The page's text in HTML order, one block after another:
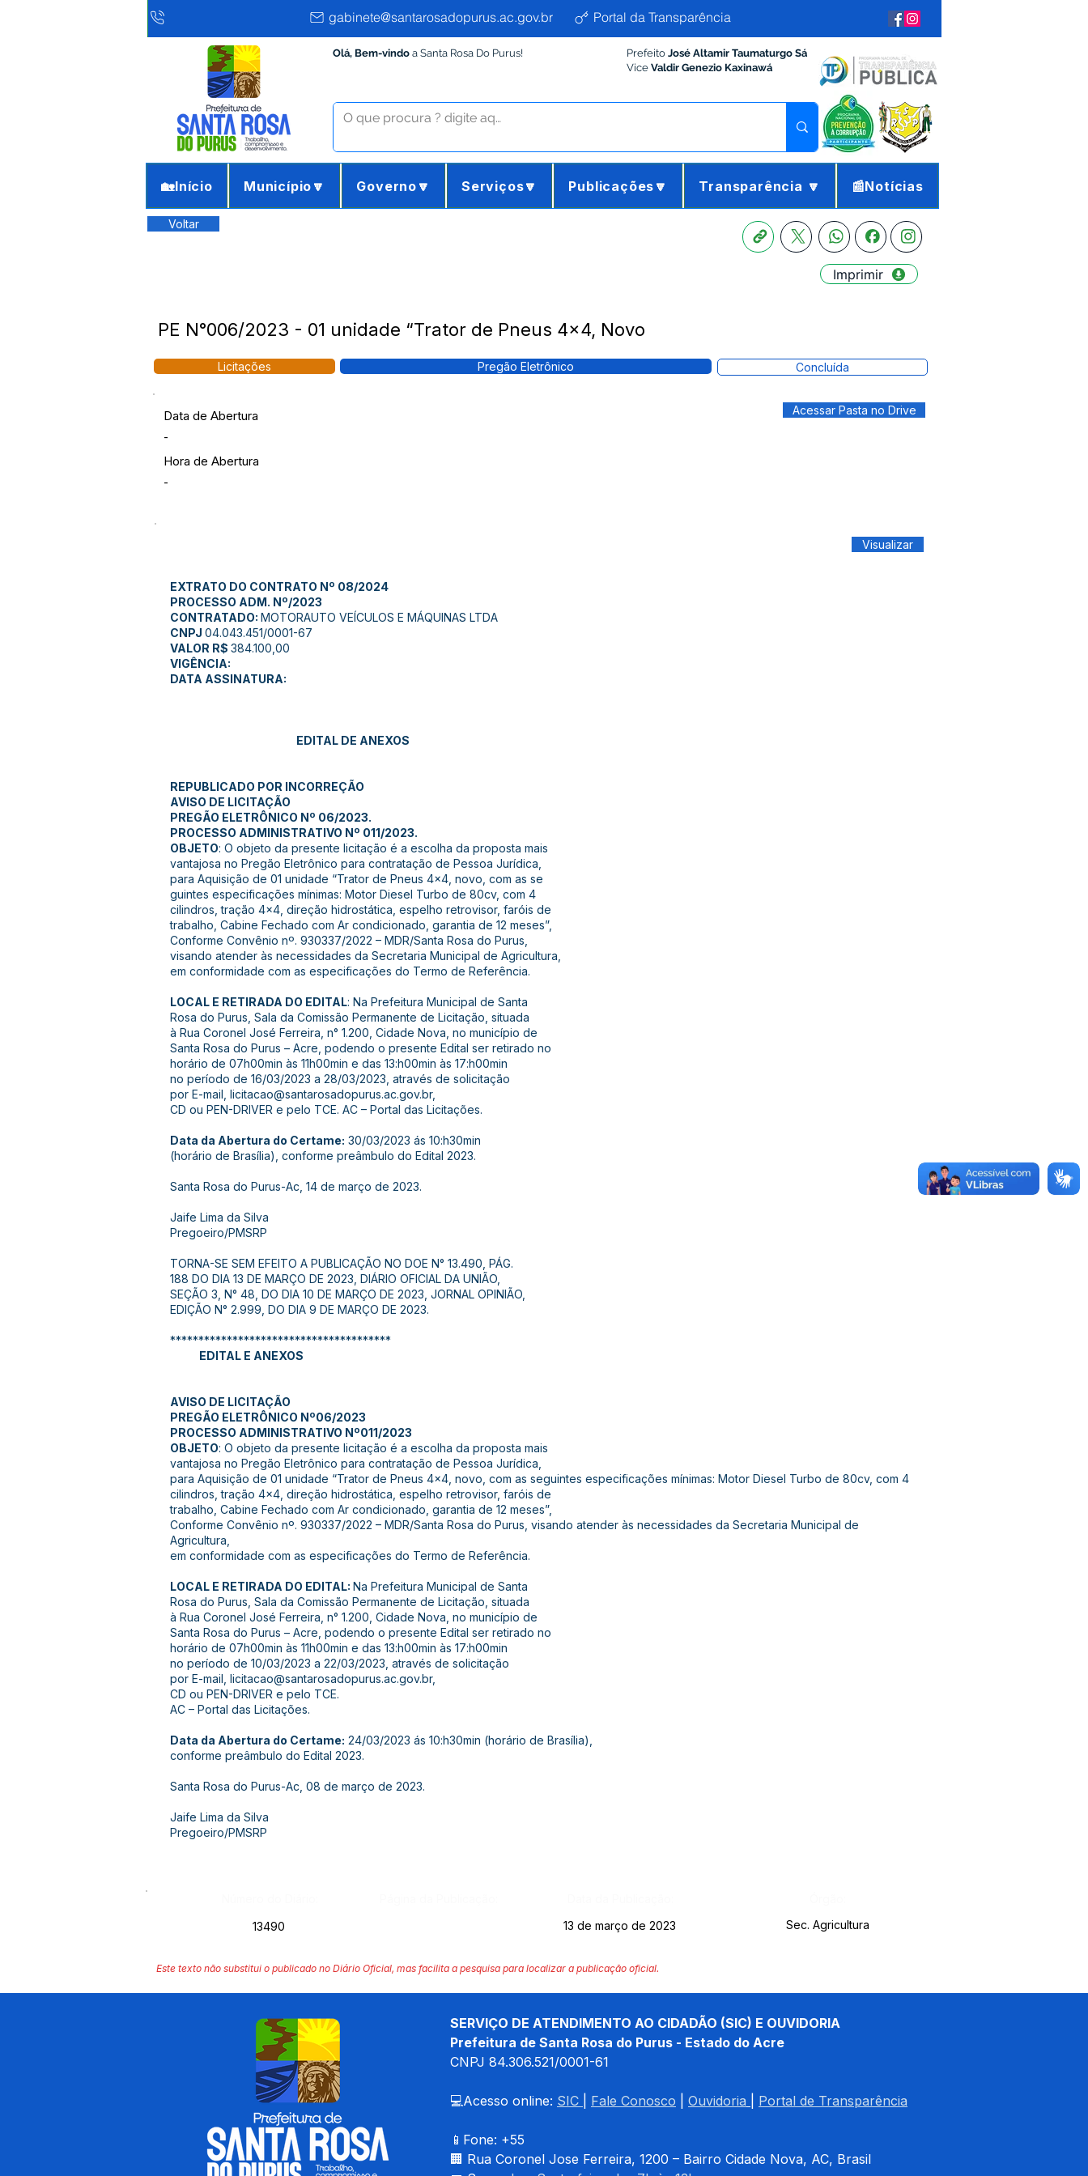
gabinete@santarosadopurus.ac.gov.br Portal da Transparência
Olá, Bem-vindo a Santa Rosa Do Purus! Prefeito José Altamir Taumaturgo Sá
Vice Valdir Genezio Kaxinawá
🏡Início Município🔽 Governo🔽 Serviços🔽 Publicações🔽 Transparência 🔽 📰Notícias
Voltar
Imprimir
PE N°006/2023 - 01 unidade “Trator de Pneus 4x4, Novo
Licitações Pregão Eletrônico Concluída
Data de Abertura
-
Hora de Abertura
-
Acessar Pasta no Drive
Visualizar
EXTRATO DO CONTRATO Nº 08/2024
PROCESSO ADM. Nº/2023
CONTRATADO: MOTORAUTO VEÍCULOS E MÁQUINAS LTDA
CNPJ 04.043.451/0001-67
VALOR R$ 384.100,00
VIGÊNCIA:
DATA ASSINATURA:
EDITAL DE ANEXOS
REPUBLICADO POR INCORREÇÃO
AVISO DE LICITAÇÃO
PREGÃO ELETRÔNICO Nº 06/2023.
PROCESSO ADMINISTRATIVO Nº 011/2023.
OBJETO: O objeto da presente licitação é a escolha da proposta mais
vantajosa no Pregão Eletrônico para contratação de Pessoa Jurídica,
para Aquisição de 01 unidade “Trator de Pneus 4x4, novo, com as se
guintes especificações mínimas: Motor Diesel Turbo de 80cv, com 4
cilindros, tração 4x4, direção hidrostática, espelho retrovisor, faróis de
trabalho, Cabine Fechado com Ar condicionado, garantia de 12 meses”,
Conforme Convênio nº. 930337/2022 – MDR/Santa Rosa do Purus,
visando atender às necessidades da Secretaria Municipal de Agricultura,
em conformidade com as especificações do Termo de Referência.
LOCAL E RETIRADA DO EDITAL: Na Prefeitura Municipal de Santa
Rosa do Purus, Sala da Comissão Permanente de Licitação, situada
à Rua Coronel José Ferreira, n° 1.200, Cidade Nova, no município de
Santa Rosa do Purus – Acre, podendo o presente Edital ser retirado no
horário de 07h00min às 11h00min e das 13:h00min às 17:h00min
no período de 16/03/2023 a 28/03/2023, através de solicitação
por E-mail, licitacao@santarosadopurus.ac.gov.br,
CD ou PEN-DRIVER e pelo TCE. AC – Portal das Licitações.
Data da Abertura do Certame: 30/03/2023 ás 10:h30min
(horário de Brasília), conforme preâmbulo do Edital 2023.
Santa Rosa do Purus-Ac, 14 de março de 2023.
Jaife Lima da Silva
Pregoeiro/PMSRP
TORNA-SE SEM EFEITO A PUBLICAÇÃO NO DOE N° 13.490, PÁG.
188 DO DIA 13 DE MARÇO DE 2023, DIÁRIO OFICIAL DA UNIÃO,
SEÇÃO 3, N° 48, DO DIA 10 DE MARÇO DE 2023, JORNAL OPINIÃO,
EDIÇÃO N° 2.999, DO DIA 9 DE MARÇO DE 2023.
***************************************
EDITAL E ANEXOS
AVISO DE LICITAÇÃO
PREGÃO ELETRÔNICO Nº06/2023
PROCESSO ADMINISTRATIVO Nº011/2023
OBJETO: O objeto da presente licitação é a escolha da proposta mais
vantajosa no Pregão Eletrônico para contratação de Pessoa Jurídica,
para Aquisição de 01 unidade “Trator de Pneus 4x4, novo, com as seguintes especificações mínimas: Motor Diesel Turbo de 80cv, com 4
cilindros, tração 4x4, direção hidrostática, espelho retrovisor, faróis de
trabalho, Cabine Fechado com Ar condicionado, garantia de 12 meses”,
Conforme Convênio nº. 930337/2022 – MDR/Santa Rosa do Purus, visando atender às necessidades da Secretaria Municipal de
Agricultura,
em conformidade com as especificações do Termo de Referência.
LOCAL E RETIRADA DO EDITAL: Na Prefeitura Municipal de Santa
Rosa do Purus, Sala da Comissão Permanente de Licitação, situada
à Rua Coronel José Ferreira, n° 1.200, Cidade Nova, no município de
Santa Rosa do Purus – Acre, podendo o presente Edital ser retirado no
horário de 07h00min às 11h00min e das 13:h00min às 17:h00min
no período de 10/03/2023 a 22/03/2023, através de solicitação
por E-mail, licitacao@santarosadopurus.ac.gov.br,
CD ou PEN-DRIVER e pelo TCE.
AC – Portal das Licitações.
Data da Abertura do Certame: 24/03/2023 ás 10:h30min (horário de Brasília),
conforme preâmbulo do Edital 2023.
Santa Rosa do Purus-Ac, 08 de março de 2023.
Jaife Lima da Silva
Pregoeiro/PMSRP
13490
13 de março de 2023 Sec. Agricultura
Este texto não substitui o publicado no Diário Oficial, mas facilita a pesquisa para localizar a publicação oficial.
SERVIÇO DE ATENDIMENTO AO CIDADÃO (SIC) E OUVIDORIA
Prefeitura de Santa Rosa do Purus - Estado do Acre
CNPJ 84.306.521/0001-61
💻Acesso online: SIC Fale Conosco Ouvidoria Portal de Transparência
📱Fone: +55
🏢 Rua Coronel Jose Ferreira, 1200 – Bairro Cidade Nova, AC, Brasil